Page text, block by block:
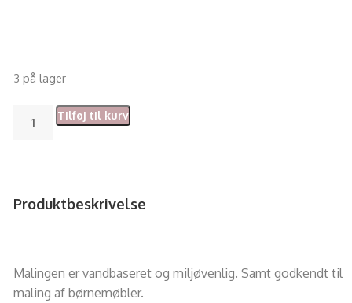
3 på lager
Tilføj til kurv
Produktbeskrivelse
Malingen er vandbaseret og miljøvenlig. Samt godkendt til
maling af børnemøbler.